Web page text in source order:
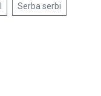
Serba serbi